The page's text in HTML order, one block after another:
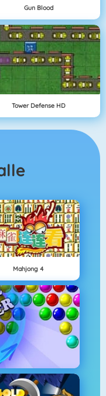
Gun Blood
Tower Defense HD
Mahjong 4